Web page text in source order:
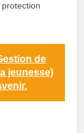
de
jeunesse)